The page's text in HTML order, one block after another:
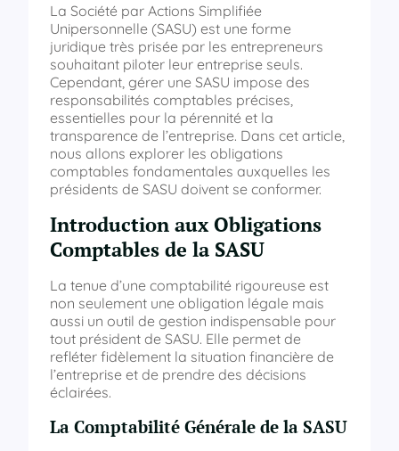
La Société par Actions Simplifiée
Unipersonnelle (SASU) est une forme
juridique très prisée par les entrepreneurs
souhaitant piloter leur entreprise seuls.
Cependant, gérer une SASU impose des
responsabilités comptables précises,
essentielles pour la pérennité et la
transparence de l’entreprise. Dans cet article,
nous allons explorer les obligations
comptables fondamentales auxquelles les
présidents de SASU doivent se conformer.
Introduction aux Obligations
Comptables de la SASU
La tenue d’une comptabilité rigoureuse est
non seulement une obligation légale mais
aussi un outil de gestion indispensable pour
tout président de SASU. Elle permet de
refléter fidèlement la situation financière de
l’entreprise et de prendre des décisions
éclairées.
La Comptabilité Générale de la SASU